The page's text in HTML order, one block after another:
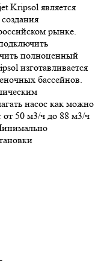
Kripsol является
рынке.
полноценный
изготавливается
бассейнов.
насос как можно
от 50 м3/ч до 88 м3/ч